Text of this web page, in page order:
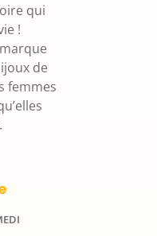
qui
!
de
femmes